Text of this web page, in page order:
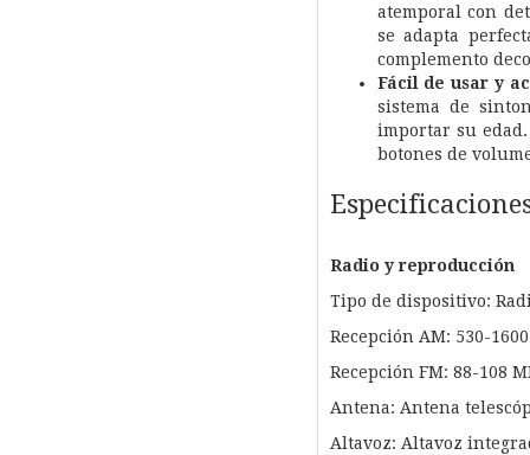
atemporal con
se adapta
complemento
Fácil de usar y
sistema de
importar su
botones de
Radio y reproducción
Tipo de dispositivo:
Recepción AM: 530-
Recepción FM: 88-108
Antena: Antena
Altavoz: Altavoz